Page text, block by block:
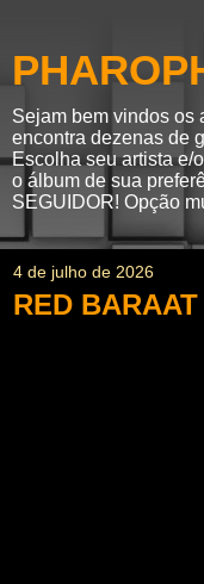
Sejam bem vindos os
encontra dezenas de
Escolha seu artista e/
o álbum de sua
SEGUIDOR! Opção
4 de julho de 2026
RED